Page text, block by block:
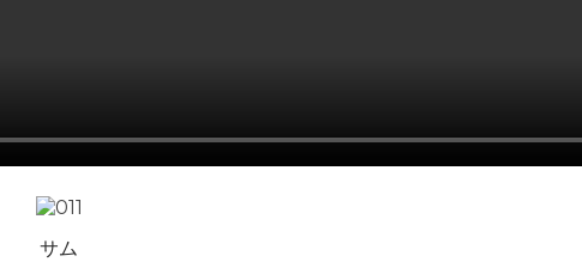
サム